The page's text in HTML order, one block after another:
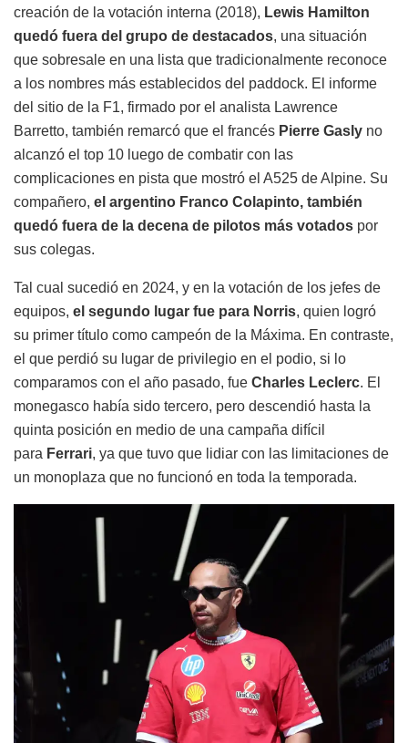
creación de la votación interna (2018), Lewis Hamilton
quedó fuera del grupo de destacados, una situación
que sobresale en una lista que tradicionalmente reconoce
a los nombres más establecidos del paddock. El informe
del sitio de la F1, firmado por el analista Lawrence
Barretto, también remarcó que el francés Pierre Gasly no
alcanzó el top 10 luego de combatir con las
complicaciones en pista que mostró el A525 de Alpine. Su
compañero, el argentino Franco Colapinto, también
quedó fuera de la decena de pilotos más votados por
sus colegas.
Tal cual sucedió en 2024, y en la votación de los jefes de
equipos, el segundo lugar fue para Norris, quien logró
su primer título como campeón de la Máxima. En contraste,
el que perdió su lugar de privilegio en el podio, si lo
comparamos con el año pasado, fue Charles Leclerc. El
monegasco había sido tercero, pero descendió hasta la
quinta posición en medio de una campaña difícil
para Ferrari, ya que tuvo que lidiar con las limitaciones de
un monoplaza que no funcionó en toda la temporada.